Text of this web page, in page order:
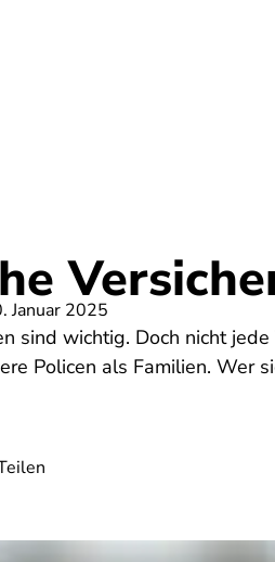
Januar 2025
sind wichtig. Doch nicht
Policen als Familien. Wer